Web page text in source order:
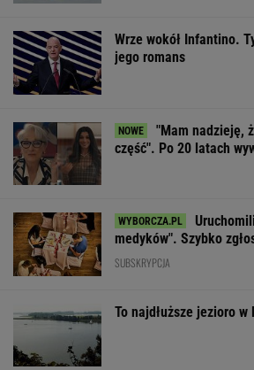
Wrze wokół Infantino.
jego romans
"Mam nadzieję,
część". Po 20 latach
medyków". Szybko
SUBSKRYPCJA
To najdłuższe jezioro